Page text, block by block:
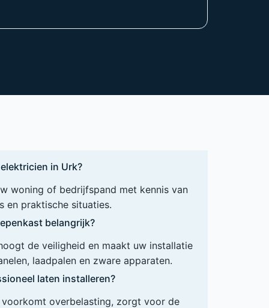
in Urk?
woning of bedrijfspand met kennis van
en praktische situaties.
belangrijk?
de veiligheid en maakt uw installatie
laadpalen en zware apparaten.
laten installeren?
overbelasting, zorgt voor de